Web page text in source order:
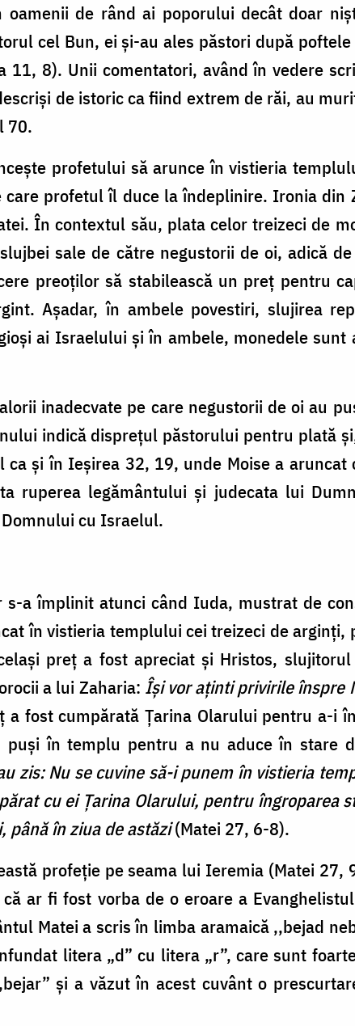
oamenii de rând ai poporului decât doar
cel Bun, ei şi-au ales păstori după
8). Unii comentatori, având în vedere
de istoric ca fiind extrem de răi, au
70.
profetului să arunce în vistieria
profetul îl duce la îndeplinire. Ironia din
În contextul său, plata celor treizeci de
sale de către negustorii de oi, adică
preoților să stabilească un preț pentru
Așadar, în ambele povestiri, slujirea
ai Israelului și în ambele, monedele sunt
inadecvate pe care negustorii de oi au
indică disprețul păstorului pentru plată
și în Ieșirea 32, 19, unde Moise a aruncat
ruperea legământului și judecata lui
cu Israelul.
a împlinit atunci când Iuda, mustrat de
în vistieria templului cei treizeci de arginţi,
preț a fost apreciat și Hristos,
a lui Zaharia: Îşi vor aţinti privirile înspre
fost cumpărată Ţarina Olarului pentru a-i
în templu pentru a nu aduce în stare
zis: Nu se cuvine să-i punem în vistieria
cu ei Ţarina Olarului, pentru îngroparea
până în ziua de astăzi(Matei 27, 6-8).
profeție pe seama lui Ieremia (Matei 27,
ar fi fost vorba de o eroare a
Matei a scris în limba aramaică ,,bejad
litera „d” cu litera „r”, care sunt
și a văzut în acest cuvânt o